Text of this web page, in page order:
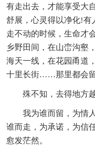
有走出去，才能享受大
舒展，心灵得以净化!有
走不动的时候，生命才
乡野田间，在山峦沟壑
海天一线，在花园甬道
十里长街……那里都会留
殊不知，去得地方越
我为谁而留，为情人
谁而走，为承诺，为信
愈发茫然。